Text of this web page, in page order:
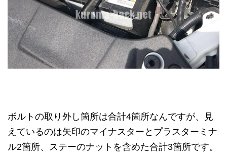
ボルトの取り外し箇所は合計4箇所なんですが、見
えているのは矢印のマイナスターとプラスターミナ
ル2箇所、ステーのナットを含めた合計3箇所です。